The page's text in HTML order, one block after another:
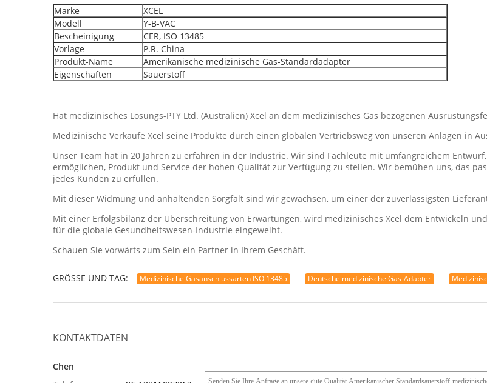
Marke
XCEL
Modell
Y-B-VAC
Bescheinigung
CER, ISO 13485
Vorlage
P.R. China
Produkt-Name
Amerikanische medizinische Gas-Standardadapter
Eigenschaften
Sauerstoff
Hat medizinisches Lösungs-PTY Ltd. (Australien) Xcel an dem medizinisches Gas bezogenen
Medizinische Verkäufe Xcel seine Produkte durch einen globalen Vertriebsweg von unseren Anlagen in
Unser Team hat in 20 Jahren zu erfahren in der Industrie. Wir sind Fachleute mit umfangreichem
ermöglichen, Produkt und Service der hohen Qualität zur Verfügung zu stellen. Wir bemühen uns, das
jedes Kunden zu erfüllen.
Mit dieser Widmung und anhaltenden Sorgfalt sind wir gewachsen, um einer der zuverlässigsten
Mit einer Erfolgsbilanz der Überschreitung von Erwartungen, wird medizinisches Xcel dem Entwickeln
für die globale Gesundheitswesen-Industrie eingeweiht.
Schauen Sie vorwärts zum Sein ein Partner in Ihrem Geschäft.
GRÖSSE UND TAG: Medizinische Gasanschlussarten ISO 13485 Deutsche medizinische Gas-Adapter
KONTAKTDATEN
Chen